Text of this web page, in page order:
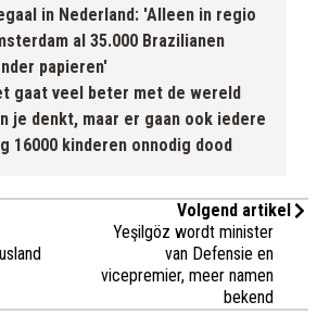
in Nederland: 'Alleen in regio
al 35.000 Brazilianen
papieren'
gaat veel beter met de wereld
je denkt, maar er gaan ook iedere
16000 kinderen onnodig dood
Volgend artikel
Yeşilgöz wordt minister
van Defensie en
vicepremier, meer namen
bekend